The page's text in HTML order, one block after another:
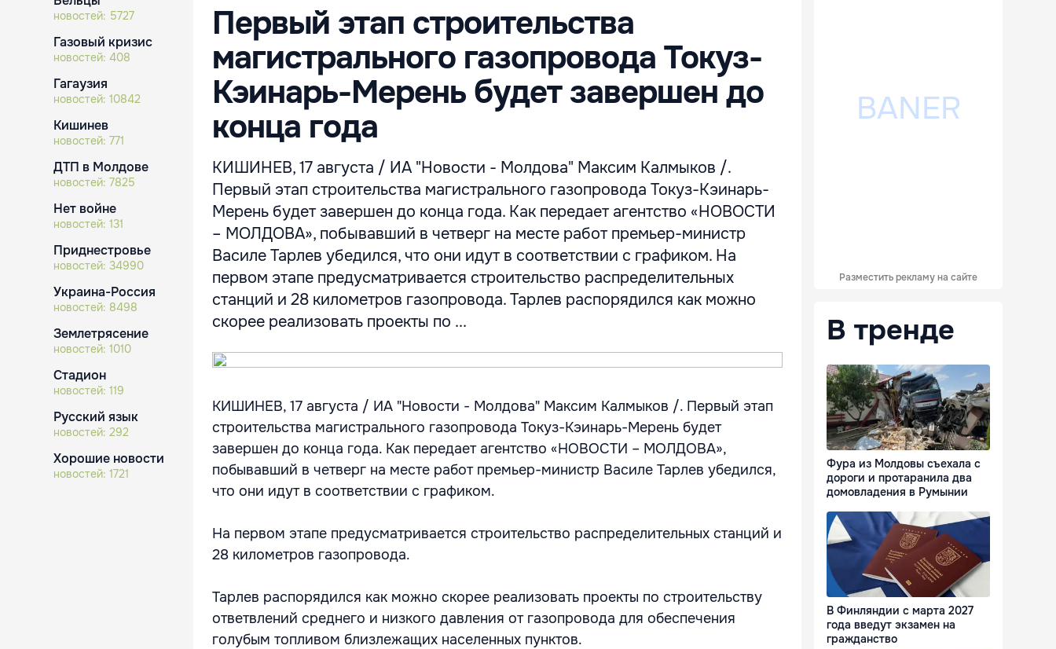
новостей: 5727
Газовый кризис
новостей: 408
Гагаузия
новостей: 10842
Кишинев
новостей: 771
ДТП в Молдове
новостей: 7825
Нет войне
новостей: 131
Приднестровье
новостей: 34990
Украина-Россия
новостей: 8498
Землетрясение
новостей: 1010
Стадион
новостей: 119
Русский язык
новостей: 292
Хорошие новости
новостей: 1721
Первый этап строительства
магистрального газопровода Токуз-
Кэинарь-Мерень будет завершен до
конца года
КИШИНЕВ, 17 августа / ИА "Новости - Молдова" Максим Калмыков /.
Первый этап строительства магистрального газопровода Токуз-Кэинарь-
Мерень будет завершен до конца года. Как передает агентство «НОВОСТИ
– МОЛДОВА», побывавший в четверг на месте работ премьер-министр
Василе Тарлев убедился, что они идут в соответствии с графиком. На
первом этапе предусматривается строительство распределительных
станций и 28 километров газопровода. Тарлев распорядился как можно
скорее реализовать проекты по ...
КИШИНЕВ, 17 августа / ИА "Новости - Молдова" Максим Калмыков /. Первый этап
строительства магистрального газопровода Токуз-Кэинарь-Мерень будет
завершен до конца года. Как передает агентство «НОВОСТИ – МОЛДОВА»,
побывавший в четверг на месте работ премьер-министр Василе Тарлев убедился,
что они идут в соответствии с графиком.
На первом этапе предусматривается строительство распределительных станций и
28 километров газопровода.
Тарлев распорядился как можно скорее реализовать проекты по строительству
ответвлений среднего и низкого давления от газопровода для обеспечения
голубым топливом близлежащих населенных пунктов.
Разместить рекламу на сайте
В тренде
Фура из Молдовы съехала с
дороги и протаранила два
домовладения в Румынии
В Финляндии с марта 2027
года введут экзамен на
гражданство